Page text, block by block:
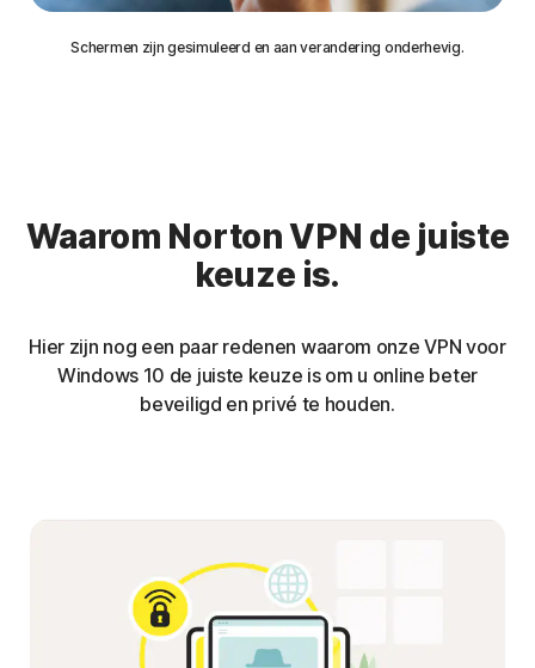
Schermen zijn gesimuleerd en aan verandering onderhevig.
Waarom Norton VPN de juiste
keuze is.
Hier zijn nog een paar redenen waarom onze VPN voor
Windows 10 de juiste keuze is om u online beter
beveiligd en privé te houden.